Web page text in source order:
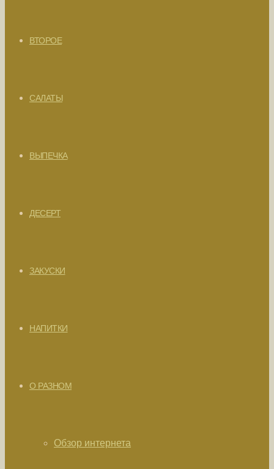
ВТОРОЕ
САЛАТЫ
ВЫПЕЧКА
ДЕСЕРТ
ЗАКУСКИ
НАПИТКИ
О РАЗНОМ
Обзор интернета